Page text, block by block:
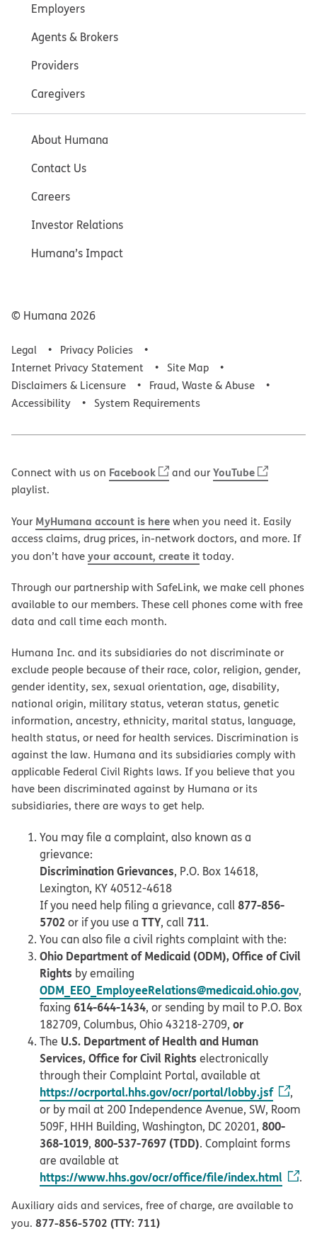
Employers
Agents & Brokers
Providers
Caregivers
About Humana
Contact Us
Careers
Investor Relations
Humana’s Impact
© Humana 2026
Legal
Privacy Policies
Internet Privacy Statement
Site Map
Disclaimers & Licensure
Fraud, Waste & Abuse
Accessibility
System Requirements
Connect with us on Facebook and ourYouTube
playlist.
Your MyHumana account is herewhen you need it. Easily
access claims, drug prices, in-network doctors, and more. If
you don’t haveyour account, create ittoday.
Through our partnership with SafeLink, we make cell phones
available to our members. These cell phones come with free
data and call time each month.
Humana Inc. and its subsidiaries do not discriminate or
exclude people because of their race, color, religion, gender,
gender identity, sex, sexual orientation, age, disability,
national origin, military status, veteran status, genetic
information, ancestry, ethnicity, marital status, language,
health status, or need for health services. Discrimination is
against the law. Humana and its subsidiaries comply with
applicable Federal Civil Rights laws. If you believe that you
have been discriminated against by Humana or its
subsidiaries, there are ways to get help.
You may file a complaint, also known as a
grievance:
Discrimination Grievances, P.O. Box 14618,
Lexington, KY 40512-4618
If you need help filing a grievance, call877-856-
5702 or if you use a TTY, call 711.
You can also file a civil rights complaint with the:
Ohio Department of Medicaid (ODM), Office of Civil
Rights by emailing
ODM_EEO_EmployeeRelations@medicaid.ohio.gov,
faxing 614-644-1434, or sending by mail to P.O. Box
182709, Columbus, Ohio 43218-2709, or
The U.S. Department of Health and Human
Services, Office for Civil Rights electronically
through their Complaint Portal, available at
https://ocrportal.hhs.gov/ocr/portal/lobby.jsf
,
or by mail at 200 Independence Avenue, SW, Room
509F, HHH Building, Washington, DC 20201, 800-
368-1019, 800-537-7697 (TDD). Complaint forms
are available at
https://www.hhs.gov/ocr/office/file/index.html .
Auxiliary aids and services, free of charge, are available to
you. 877-856-5702 (TTY: 711)